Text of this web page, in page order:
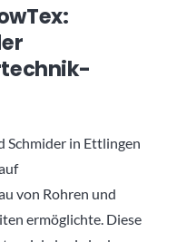
Schmider in Ettlingen
von Rohren und
ermöglichte. Diese